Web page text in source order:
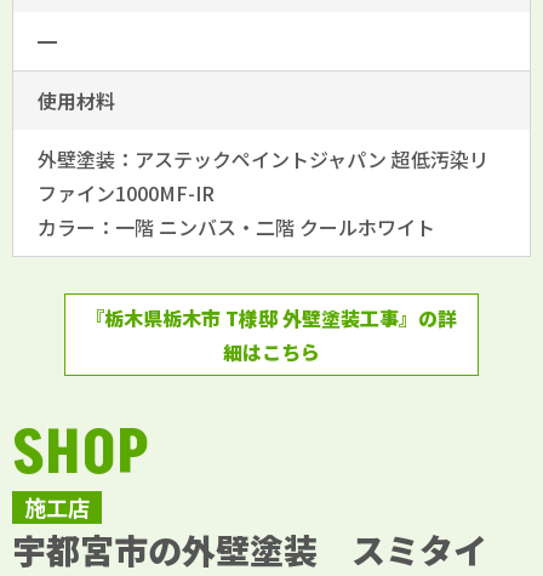
━
使用材料
外壁塗装：アステックペイントジャパン 超低汚染リ
ファイン1000MF-IR
カラー：一階 ニンバス・二階 クールホワイト
『栃木県栃木市 T様邸 外壁塗装工事』の詳
細はこちら
施工店
SHOP
宇都宮市の外壁塗装 スミタイ